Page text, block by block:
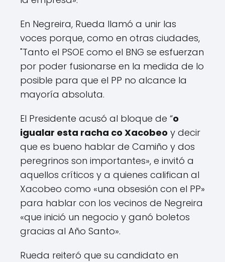
En Negreira, Rueda llamó a unir las
voces porque, como en otras ciudades,
"Tanto el PSOE como el BNG se esfuerzan
por poder fusionarse en la medida de lo
posible para que el PP no alcance la
mayoría absoluta.
El Presidente acusó al bloque de “o
igualar esta racha co Xacobeo y decir
que es bueno hablar de Camiño y dos
peregrinos son importantes», e invitó a
aquellos críticos y a quienes califican al
Xacobeo como «una obsesión con el PP»
para hablar con los vecinos de Negreira
«que inició un negocio y ganó boletos
gracias al Año Santo».
Rueda reiteró que su candidato en